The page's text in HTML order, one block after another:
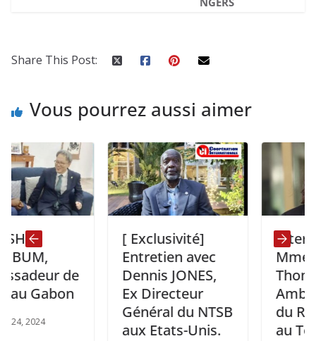
Share This Post:
Vous pourrez aussi aimer
de
[ Exclusivité]
Entretien avec
Dennis JONES,
Ex Directeur
Général du NTSB
aux Etats-Unis.
Interview
Mme
Thompson,
du
au Togo.